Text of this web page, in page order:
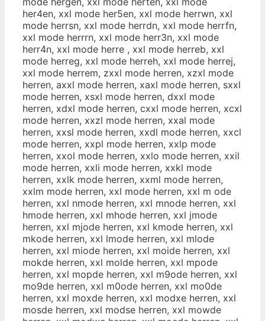
her4en, xxl mode her5en, xxl mode herrwn, xxl
mode herrsn, xxl mode herrdn, xxl mode herrfn,
xxl mode herrrn, xxl mode herr3n, xxl mode
herr4n, xxl mode herre , xxl mode herreb, xxl
mode herreg, xxl mode herreh, xxl mode herrej,
xxl mode herrem, zxxl mode herren, xzxl mode
herren, axxl mode herren, xaxl mode herren, sxxl
mode herren, xsxl mode herren, dxxl mode
herren, xdxl mode herren, cxxl mode herren, xcxl
mode herren, xxzl mode herren, xxal mode
herren, xxsl mode herren, xxdl mode herren, xxcl
mode herren, xxpl mode herren, xxlp mode
herren, xxol mode herren, xxlo mode herren, xxil
mode herren, xxli mode herren, xxkl mode
herren, xxlk mode herren, xxml mode herren,
xxlm mode herren, xxl mode herren, xxl m ode
herren, xxl nmode herren, xxl mnode herren, xxl
hmode herren, xxl mhode herren, xxl jmode
herren, xxl mjode herren, xxl kmode herren, xxl
mkode herren, xxl lmode herren, xxl mlode
herren, xxl miode herren, xxl moide herren, xxl
mokde herren, xxl molde herren, xxl mpode
herren, xxl mopde herren, xxl m9ode herren, xxl
mo9de herren, xxl m0ode herren, xxl mo0de
herren, xxl moxde herren, xxl modxe herren, xxl
mosde herren, xxl modse herren, xxl mowde